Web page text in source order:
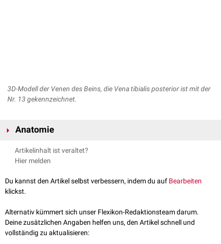
3D-Modell der Venen des Beins, die Vena tibialis posterior ist mit der
Nr. 13 gekennzeichnet.
Anatomie
durch Vereinigung mit derVena tibialis anterior
sammelt venöses
venosus plantaris
und der Rückseite des Unterschenkels.
Wie die meisten tiefen Venen, wird die Vena tibialis posterior von einer
begleitet.
Artikelinhalt ist veraltet?
Hier melden
Du kannst den Artikel selbst verbessern, indem du auf Bearbeiten
klickst.
Alternativ kümmert sich unser Flexikon-Redaktionsteam darum.
Deine zusätzlichen Angaben helfen uns, den Artikel schnell und
vollständig zu aktualisieren: